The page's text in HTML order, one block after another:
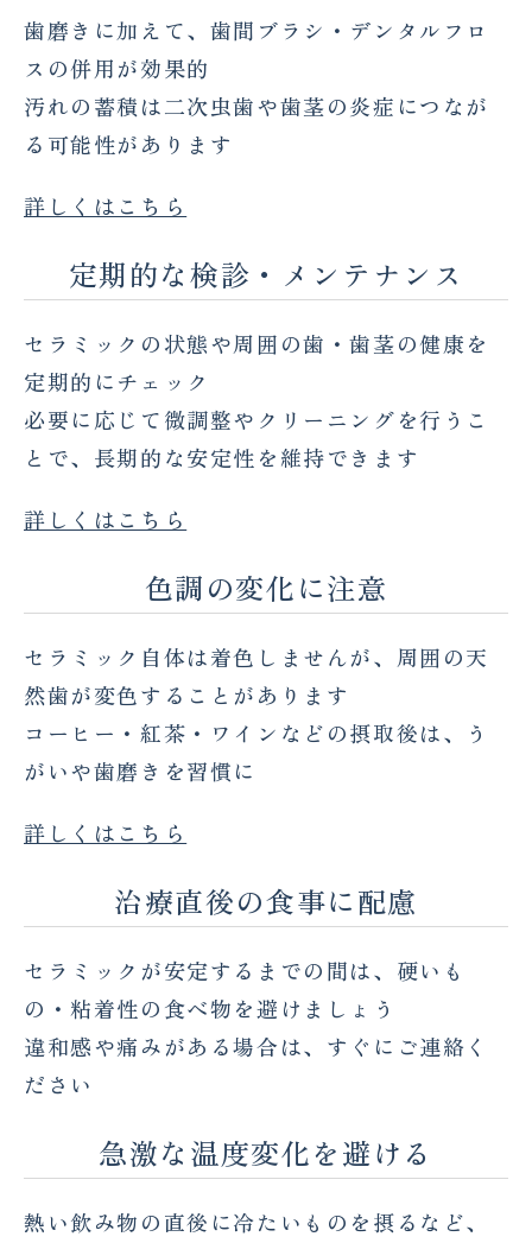
歯磨きに加えて、歯間ブラシ・デンタルフロ
スの併用が効果的
汚れの蓄積は二次虫歯や歯茎の炎症につなが
る可能性があります
詳しくはこちら
定期的な検診・メンテナンス
セラミックの状態や周囲の歯・歯茎の健康を
定期的にチェック
必要に応じて微調整やクリーニングを行うこ
とで、長期的な安定性を維持できます
詳しくはこちら
色調の変化に注意
セラミック自体は着色しませんが、周囲の天
然歯が変色することがあります
コーヒー・紅茶・ワインなどの摂取後は、う
がいや歯磨きを習慣に
詳しくはこちら
治療直後の食事に配慮
セラミックが安定するまでの間は、硬いも
の・粘着性の食べ物を避けましょう
違和感や痛みがある場合は、すぐにご連絡く
ださい
急激な温度変化を避ける
熱い飲み物の直後に冷たいものを摂るなど、